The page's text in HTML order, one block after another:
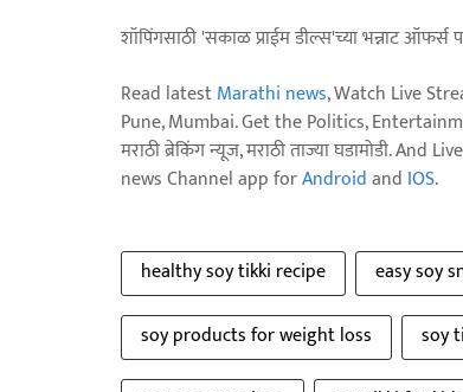
शॉपिंगसाठी 'सकाळ प्राईम डील्स'च्या भन्नाट ऑफर्स
Read latestMarathi news, Watch Live
Pune, Mumbai. Get the Politics,
मराठी ब्रेकिंग न्यूज, मराठी ताज्या घडामोडी.
news Channel app forAndroidand IOS.
healthy soy tikki recipe easy soy
soy products for weight loss
soy